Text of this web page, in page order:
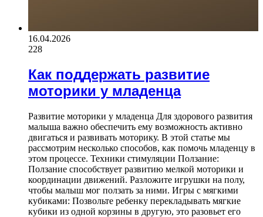
16.04.2026
228
Как поддержать развитие
моторики у младенца
Развитие моторики у младенца Для здорового развития
малыша важно обеспечить ему возможность активно
двигаться и развивать моторику. В этой статье мы
рассмотрим несколько способов, как помочь младенцу в
этом процессе. Техники стимуляции Ползание:
Ползание способствует развитию мелкой моторики и
координации движений. Разложите игрушки на полу,
чтобы малыш мог ползать за ними. Игры с мягкими
кубиками: Позвольте ребенку перекладывать мягкие
кубики из одной корзины в другую, это разовьет его